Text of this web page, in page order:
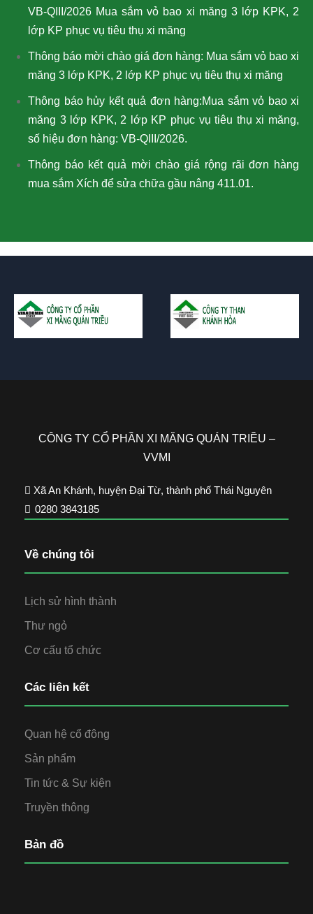
VB-QIII/2026 Mua sắm vỏ bao xi măng 3 lớp KPK, 2
lớp KP phục vụ tiêu thụ xi măng
Thông báo mời chào giá đơn hàng: Mua sắm vỏ bao xi
măng 3 lớp KPK, 2 lớp KP phục vụ tiêu thụ xi măng
Thông báo hủy kết quả đơn hàng:Mua sắm vỏ bao xi
măng 3 lớp KPK, 2 lớp KP phục vụ tiêu thụ xi măng,
số hiệu đơn hàng: VB-QIII/2026.
Thông báo kết quả mời chào giá rộng rãi đơn hàng
mua sắm Xích để sửa chữa gầu nâng 411.01.
CÔNG TY CỔ PHẦN XI MĂNG QUÁN TRIỀU –
VVMI
Xã An Khánh, huyện Đại Từ, thành phố Thái Nguyên
0280 3843185
Về chúng tôi
Lịch sử hình thành
Thư ngỏ
Cơ cấu tổ chức
Các liên kết
Quan hệ cổ đông
Sản phẩm
Tin tức & Sự kiện
Truyền thông
Bản đồ